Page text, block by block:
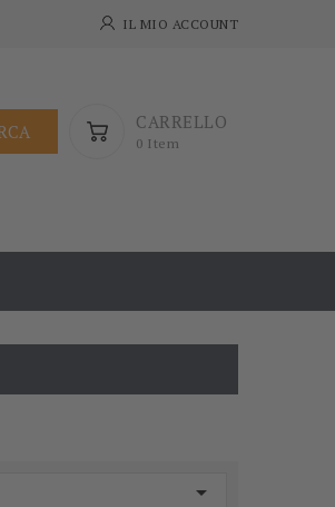
IL MIO ACCOUNT
CARRELLO
0 Item
